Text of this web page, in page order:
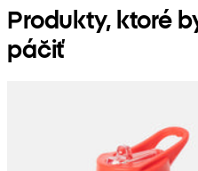
Produkty, ktoré
páčiť